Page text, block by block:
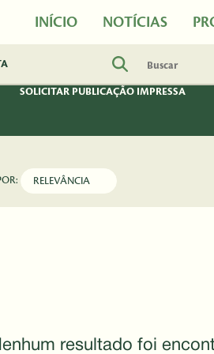
INÍCIO NOTÍCIAS
SOLICITAR PUBLICAÇÃO IMPRESSA
resultado foi